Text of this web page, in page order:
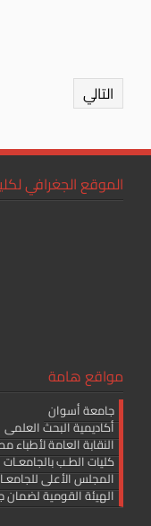
التالي
الموقع الجغرافي
مواقع هامة
جامعة أسوان
أكاديمية البحث العلمى
النقابة العامة لأطباء
كليات الطـب
المجلس الأعلى
الهيئة القومية لضمان